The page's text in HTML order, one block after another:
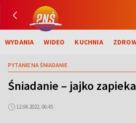
WYDANIA WIDEO KUCHNIA
PYTANIE NA ŚNIADANIE
Śniadanie – jajko
12.04.2022, 06:45